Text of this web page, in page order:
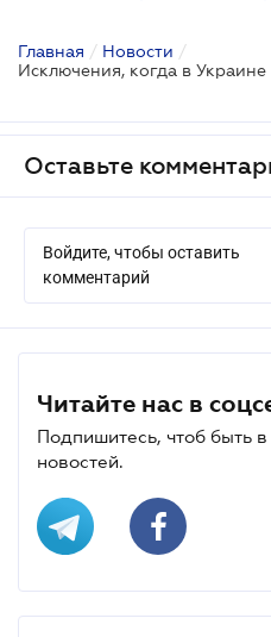
Главная / Новости /
Оставьте
Войдите, чтобы оставить
комментарий
Читайте нас в
Подпишитесь, чтоб быть
новостей.